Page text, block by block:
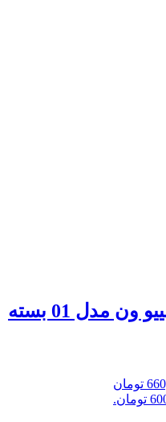
ست مانیکور و پدیکور شییو ون مدل 01 بسته
قیمت اصلی: 660,000 تومان